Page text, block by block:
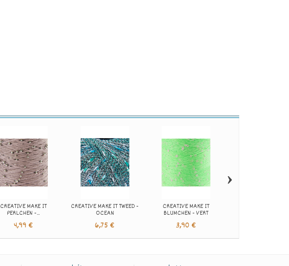
CREATIVE MAKE IT
PERLCHEN -...
4,99 €
CREATIVE MAKE IT TWEED -
OCEAN
6,75 €
CREATIVE MAKE IT
BLUMCHEN - VERT
3,90 €
›